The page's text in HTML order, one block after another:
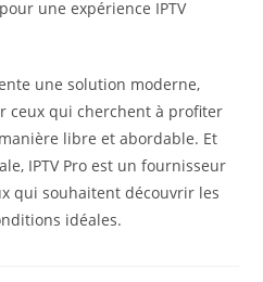
une expérience IPTV
une solution moderne,
ceux qui cherchent à profiter
libre et abordable. Et
IPTV Pro est un fournisseur
qui souhaitent découvrir les
idéales.